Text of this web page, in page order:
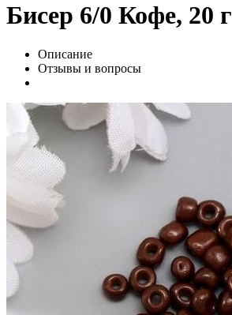
Бисер 6/0 Кофе, 20 г
Описание
Отзывы и вопросы